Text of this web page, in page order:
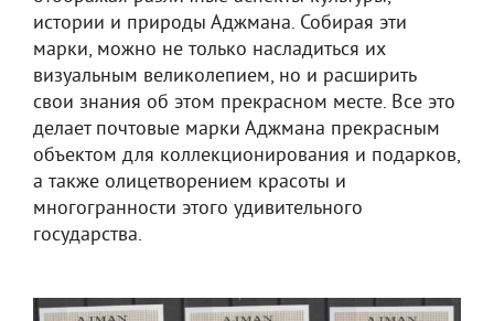
истории и природы Аджмана. Собирая эти
марки, можно не только насладиться их
визуальным великолепием, но и расширить
свои знания об этом прекрасном месте. Все это
делает почтовые марки Аджмана прекрасным
объектом для коллекционирования и подарков,
а также олицетворением красоты и
многогранности этого удивительного
государства.